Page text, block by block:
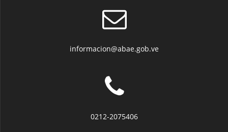
informacion@abae.gob.ve
0212-2075406